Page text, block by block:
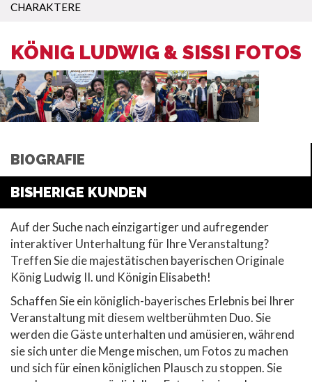
CHARAKTERE
KÖNIG LUDWIG & SISSI FOTOS
BIOGRAFIE
BISHERIGE KUNDEN
Auf der Suche nach einzigartiger und aufregender
interaktiver Unterhaltung für Ihre Veranstaltung?
Treffen Sie die majestätischen bayerischen Originale
König Ludwig II. und Königin Elisabeth!
Schaffen Sie ein königlich-bayerisches Erlebnis bei Ihrer
Veranstaltung mit diesem weltberühmten Duo. Sie
werden die Gäste unterhalten und amüsieren, während
sie sich unter die Menge mischen, um Fotos zu machen
und sich für einen königlichen Plausch zu stoppen. Sie